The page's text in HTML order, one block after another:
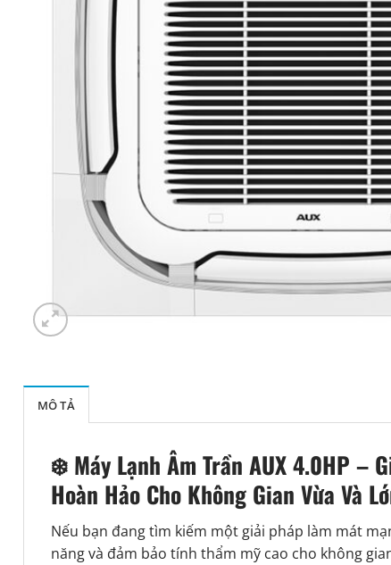
MÔ TẢ
❄️ Máy Lạnh Âm Trần AUX 4.0HP –
Hoàn Hảo Cho Không Gian Vừa Và
Nếu bạn đang tìm kiếm một giải pháp làm mát
năng và đảm bảo tính thẩm mỹ cao cho không